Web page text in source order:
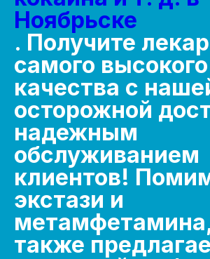
Ноябрьске
. Получите
самого высокого
качества с
осторожной
надежным
обслуживанием
клиентов!
экстази и
также